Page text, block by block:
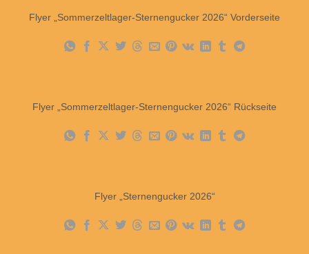
Flyer „Sommerzeltlager-Sternengucker 2026“ Vorderseite
Flyer „Sommerzeltlager-Sternengucker 2026“ Rückseite
Flyer „Sternengucker 2026“